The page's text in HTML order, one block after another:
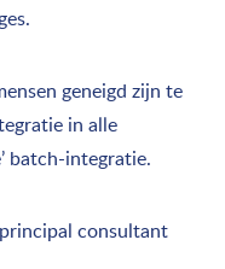
geneigd zijn te
in alle
batch-integratie.
consultant